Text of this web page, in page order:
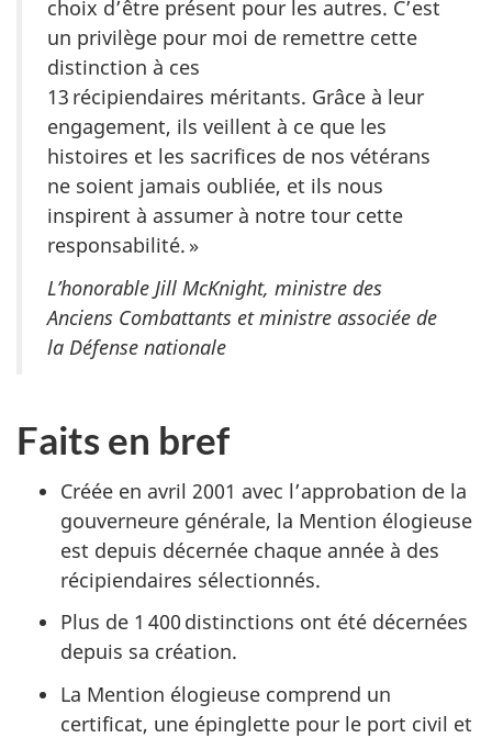
choix d’être présent pour les autres. C’est
un privilège pour moi de remettre cette
distinction à ces
13 récipiendaires méritants. Grâce à leur
engagement, ils veillent à ce que les
histoires et les sacrifices de nos vétérans
ne soient jamais oubliée, et ils nous
inspirent à assumer à notre tour cette
responsabilité. »
L’honorable Jill McKnight, ministre des
Anciens Combattants et ministre associée de
la Défense nationale
Faits en bref
Créée en avril 2001 avec l’approbation de la
gouverneure générale, la Mention élogieuse
est depuis décernée chaque année à des
récipiendaires sélectionnés.
Plus de 1 400 distinctions ont été décernées
depuis sa création.
La Mention élogieuse comprend un
certificat, une épinglette pour le port civil et